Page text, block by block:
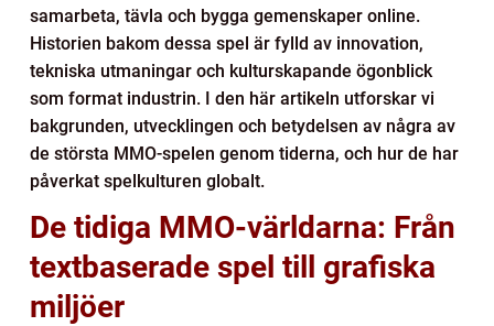
samarbeta, tävla och bygga gemenskaper online.
Historien bakom dessa spel är fylld av innovation,
tekniska utmaningar och kulturskapande ögonblick
som format industrin. I den här artikeln utforskar vi
bakgrunden, utvecklingen och betydelsen av några av
de största MMO-spelen genom tiderna, och hur de har
påverkat spelkulturen globalt.
De tidiga MMO-världarna: Från
textbaserade spel till grafiska
miljöer